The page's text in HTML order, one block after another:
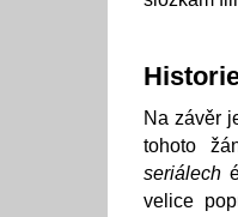
Na závěr
tohoto
seriálech
velice